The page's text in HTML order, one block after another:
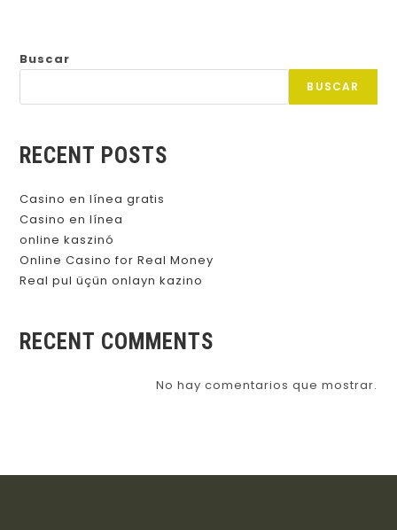
Buscar
BUSCAR
RECENT POSTS
Casino en línea gratis
Casino en línea
online kaszinó
Online Casino for Real Money
Real pul üçün onlayn kazino
RECENT COMMENTS
No hay comentarios que mostrar.